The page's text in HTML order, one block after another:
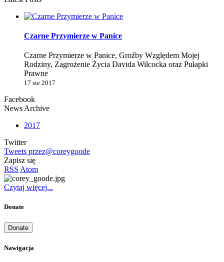
Czarne Przymierze w Panice
Czarne Przymierze w Panice, Groźby Względem Mojej
Rodziny, Zagrożenie Życia Davida Wilcocka oraz Pułapki
Prawne
17 sie 2017
Facebook
News Archive
2017
Twitter
Tweets przez@coreygoode
Zapisz się
RSS Atom
Czytaj więcej...
Donate
Donate
Nawigacja